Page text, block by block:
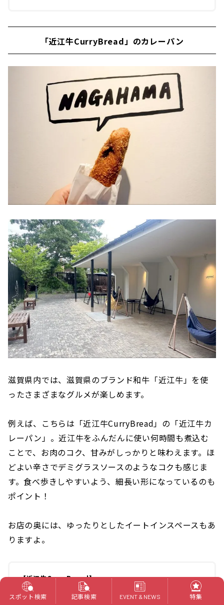
「近江牛CurryBread」のカレーパン
滋賀県内では、滋賀県のブランド和牛「近江牛」を使
ったさまざまなグルメが楽しめます。
例えば、こちらは「近江牛CurryBread」の「近江牛カ
レーパン」。近江牛をふんだんに使い何時間も煮込む
ことで、お肉のコク、甘みがしっかりと味わえます。ほ
どよい辛さでデミグラスソースのようなコクも感じま
す。食べ歩きしやすいよう、細長い形になっているのも
ポイント！
お店の奥には、ゆったりとしたイートインスペースもあ
りますよ。
【近江牛CurryBread】
https://curry-bread.foodre.jp/
スポット検索 記事検索 EVENT & NEWS 特集